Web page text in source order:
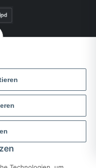
Versand
IT Solutions